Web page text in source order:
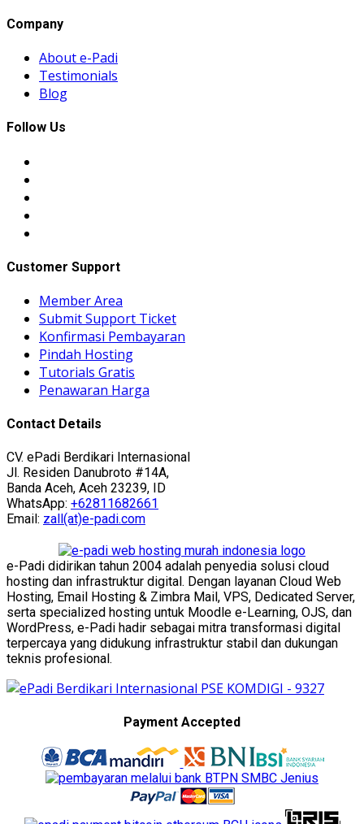
Company
About e-Padi
Testimonials
Blog
Follow Us
Customer Support
Member Area
Submit Support Ticket
Konfirmasi Pembayaran
Pindah Hosting
Tutorials Gratis
Penawaran Harga
Contact Details
CV. ePadi Berdikari Internasional
Jl. Residen Danubroto #14A,
Banda Aceh, Aceh 23239, ID
WhatsApp: +62811682661
Email: zall(at)e-padi.com
e-Padi didirikan tahun 2004 adalah penyedia solusi cloud
hosting dan infrastruktur digital. Dengan layanan Cloud Web
Hosting, Email Hosting & Zimbra Mail, VPS, Dedicated Server,
serta specialized hosting untuk Moodle e-Learning, OJS, dan
WordPress, e-Padi hadir sebagai mitra transformasi digital
terpercaya yang didukung infrastruktur stabil dan dukungan
teknis profesional.
Payment Accepted